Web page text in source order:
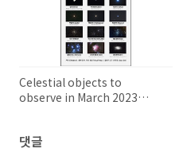
Celestial objects to
observe in March 2023
댓글